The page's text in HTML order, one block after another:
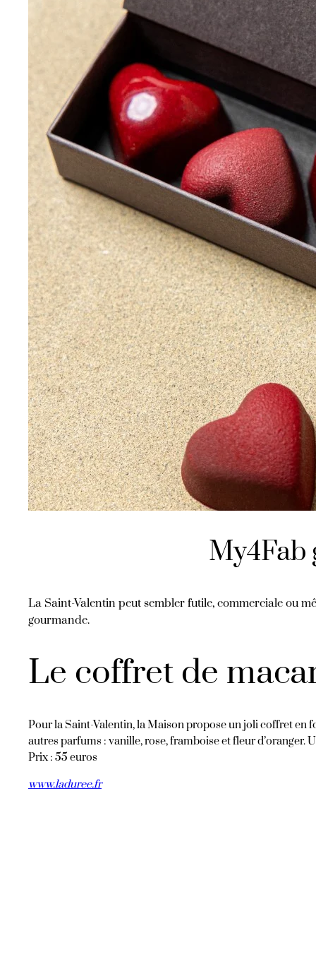
My4Fab
La Saint-Valentin peut sembler futile, commerciale ou
gourmande.
Le coffret de
Pour la Saint-Valentin, la Maison propose un joli coffret
autres parfums : vanille, rose, framboise et fleur d’oranger.
Prix : 55 euros
www.laduree.fr